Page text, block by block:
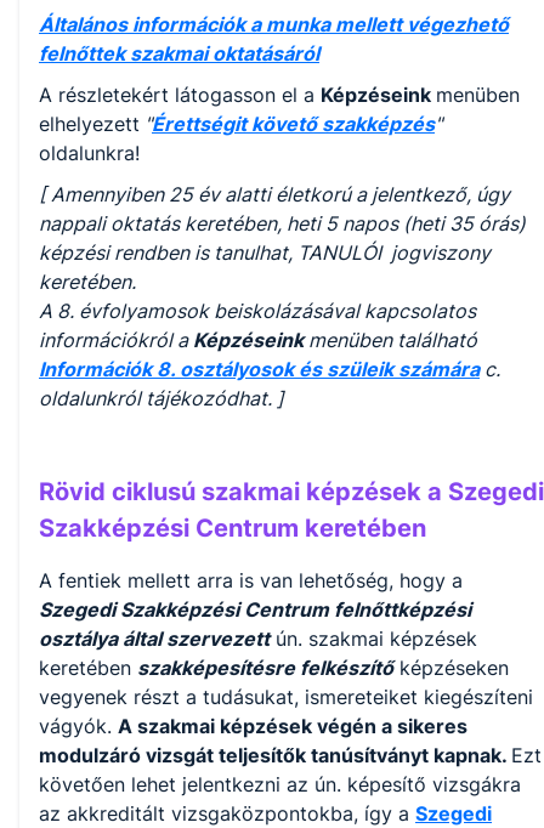
Általános információk a munka mellett végezhető
felnőttek szakmai oktatásáról
A részletekért látogasson el a Képzéseink menüben
elhelyezett "Érettségit követő szakképzés"
oldalunkra!
[ Amennyiben 25 év alatti életkorú a jelentkező, úgy
nappali oktatás keretében, heti 5 napos (heti 35 órás)
képzési rendben is tanulhat, TANULÓI jogviszony
keretében.
A 8. évfolyamosok beiskolázásával kapcsolatos
információkról a Képzéseinkmenüben található
Információk 8. osztályosok és szüleik számárac.
oldalunkról tájékozódhat. ]
Rövid ciklusú szakmai képzések a Szegedi
Szakképzési Centrum keretében
A fentiek mellett arra is van lehetőség, hogy a
Szegedi Szakképzési Centrum felnőttképzési
osztálya által szervezettún. szakmai képzések
keretében szakképesítésre felkészítőképzéseken
vegyenek részt a tudásukat, ismereteiket kiegészíteni
vágyók. A szakmai képzések végén a sikeres
modulzáró vizsgát teljesítők tanúsítványt kapnak. Ezt
követően lehet jelentkezni az ún. képesítő vizsgákra
az akkreditált vizsgaközpontokba, így a Szegedi